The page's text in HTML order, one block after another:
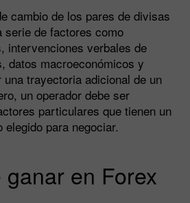
cambio de los pares de divisas
serie de factores como
intervenciones verbales de
datos macroeconómicos y
trayectoria adicional de un
un operador debe ser
particulares que tienen un
para negociar.
ganar en Forex